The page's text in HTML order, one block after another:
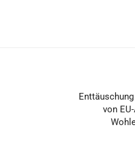
von